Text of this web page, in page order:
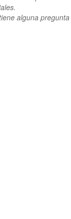
alguna pregunta